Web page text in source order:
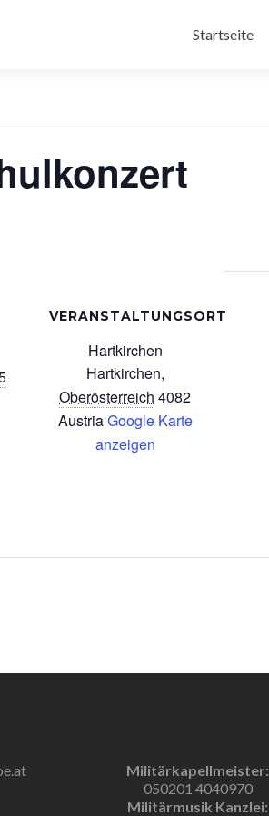
Inhalt
Startseite
VERANSTALTUNGSORT
Hartkirchen
Hartkirchen,
Oberösterreich 4082
AustriaGoogle Karte
anzeigen
Militärkapellmeister:
050201 4040970
Militärmusik Kanzlei: